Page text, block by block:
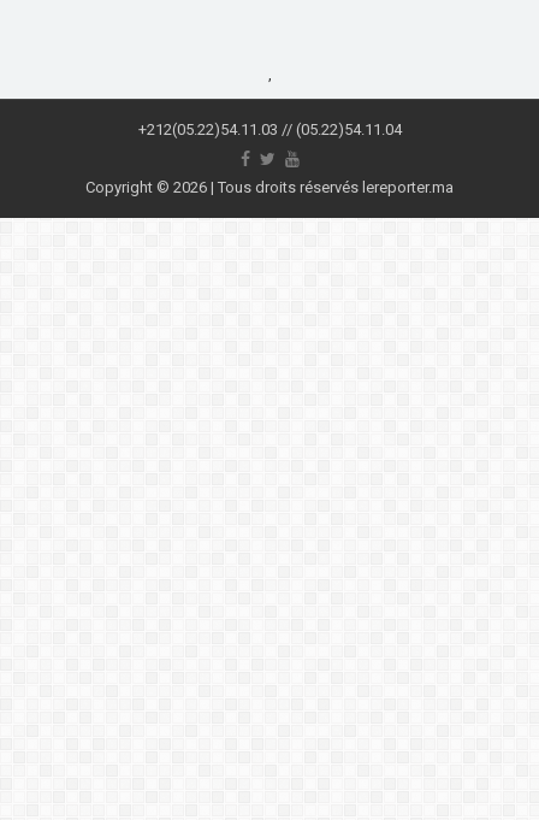
,
+212(05.22)54.11.03 // (05.22)54.11.04
Copyright © 2026 | Tous droits réservés lereporter.ma